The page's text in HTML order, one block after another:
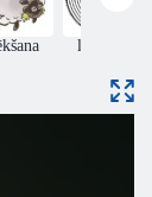
labirints